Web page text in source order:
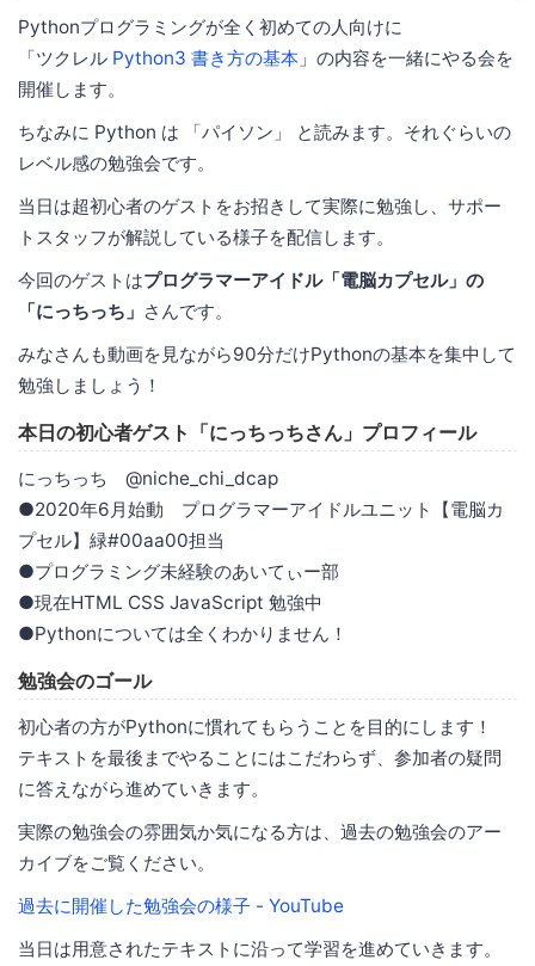
Pythonプログラミングが全く初めての人向けに
「ツクレル Python3 書き方の基本 」の内容を一緒にやる会を
開催します。
ちなみに Python は 「パイソン」 と読みます。それぐらいの
レベル感の勉強会です。
当日は超初心者のゲストをお招きして実際に勉強し、サポー
トスタッフが解説している様子を配信します。
今回のゲストはプログラマーアイドル「電脳カプセル」の
「にっちっち」 さんです。
みなさんも動画を見ながら90分だけPythonの基本を集中して
勉強しましょう！
本日の初心者ゲスト「にっちっちさん」プロフィール
にっちっち @niche_chi_dcap
●2020年6月始動 プログラマーアイドルユニット【電脳カ
プセル】緑#00aa00担当
●プログラミング未経験のあいてぃー部
●現在HTML CSS JavaScript 勉強中
●Pythonについては全くわかりません！
勉強会のゴール
初心者の方がPythonに慣れてもらうことを目的にします！
テキストを最後までやることにはこだわらず、参加者の疑問
に答えながら進めていきます。
実際の勉強会の雰囲気か気になる方は、過去の勉強会のアー
カイブをご覧ください。
過去に開催した勉強会の様子 - YouTube
当日は用意されたテキストに沿って学習を進めていきます。